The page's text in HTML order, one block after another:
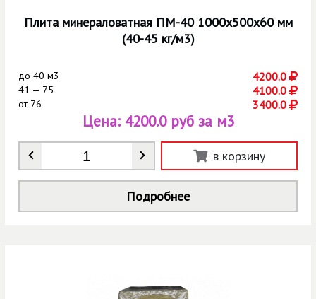
Плита минераловатная ПМ-40 1000х500х60 мм
(40-45 кг/м3)
до 40 м3 4200.0
41 — 75 4100.0
от76 3400.0
Количество
Цена: 4200.0 руб за м3
в корзину
Подробнее